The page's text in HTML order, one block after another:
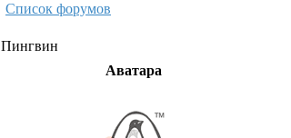
Список форумов
Пингвин
Аватара